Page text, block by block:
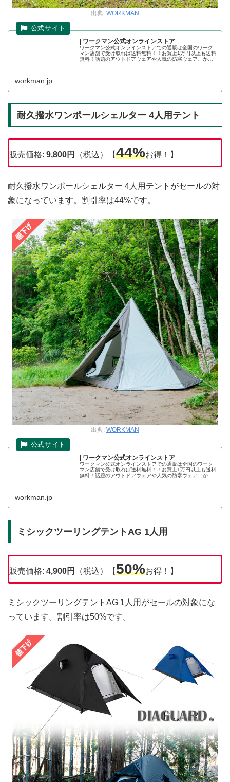
出典: WORKMAN
| ワークマン公式オンラインストア
ワークマン公式オンラインストアでの通販は全国のワーク
マン店舗で受け取れば送料無料！！お買上1万円以上も送料
無料！話題のアウトドアウェアや人気の防寒ウェア、かっ
workman.jp
耐久撥水ワンポールシェルター 4人用テント
販売価格: 9,800円 （税込）【44%お得！】
耐久撥水ワンポールシェルター 4人用テントがセールの対
象になっています。割引率は44%です。
出典: WORKMAN
| ワークマン公式オンラインストア
ワークマン公式オンラインストアでの通販は全国のワーク
マン店舗で受け取れば送料無料！！お買上1万円以上も送料
無料！話題のアウトドアウェアや人気の防寒ウェア、かっ
workman.jp
ミシックツーリングテントAG 1人用
販売価格: 4,900円 （税込）【50%お得！】
ミシックツーリングテントAG 1人用がセールの対象にな
っています。割引率は50%です。